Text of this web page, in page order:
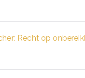
Recht op